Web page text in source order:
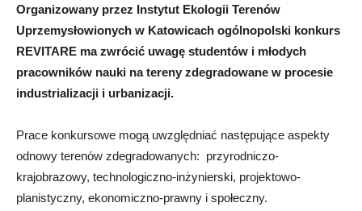
Organizowany przez Instytut Ekologii Terenów
Uprzemysłowionych w Katowicach ogólnopolski konkurs
REVITARE ma zwrócić uwagę studentów i młodych
pracowników nauki na tereny zdegradowane w procesie
industrializacji i urbanizacji.
Prace konkursowe mogą uwzględniać następujące aspekty
odnowy terenów zdegradowanych: przyrodniczo-
krajobrazowy, technologiczno-inżynierski, projektowo-
planistyczny, ekonomiczno-prawny i społeczny.